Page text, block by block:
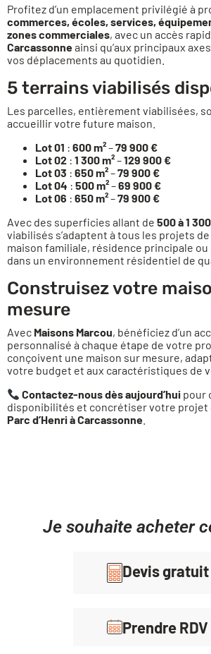
Profitez d’un emplacement privilégié à
commerces, écoles, services,
zones commerciales, avec un accès
Carcassonneainsi qu’aux principaux
vos déplacements au quotidien.
5 terrains viabilisés
Les parcelles, entièrement viabilisées,
accueillir votre future maison.
Lot 01 : 600 m²–79 900 €
Lot 02 : 1 300 m²–129 900 €
Lot 03 : 650 m²–79 900 €
Lot 04 : 500 m²–69 900 €
Lot 06 : 650 m²–79 900 €
Avec des superficies allant de 500 à 1
viabilisés s’adaptent à tous les projets
maison familiale, résidence principale
dans un environnement résidentiel de
Construisez votre
mesure
Avec Maisons Marcou, bénéficiez d’un
personnalisé à chaque étape de votre
conçoivent une maison sur mesure,
votre budget et aux caractéristiques de
Contactez-nous dès aujourd’hui pour
disponibilités et concrétiser votre projet
Parc d’Henri à Carcassonne
Je souhaite acheter
Devis gratuit
Prendre RDV